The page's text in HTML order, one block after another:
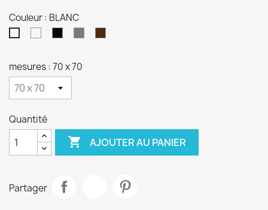
Couleur : BLANC
CHOCOLAT
mesures : 70 x 70
Quantité
 AJOUTER AU PANIER
Partager